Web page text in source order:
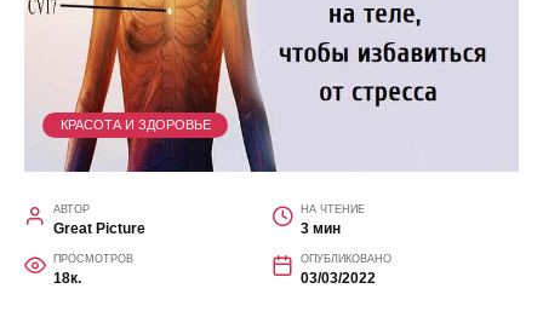
КРАСОТА И ЗДОРОВЬЕ
АВТОР
Great Picture
НА ЧТЕНИЕ
3 мин
ПРОСМОТРОВ
18к.
ОПУБЛИКОВАНО
03/03/2022